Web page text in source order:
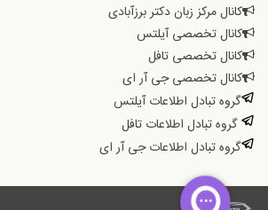
کانال مرکز زبان دکتر برزآبادی
کانال تخصصی آیلتس
کانال تخصصی تافل
کانال تخصصی جی آر ای
گروه تبادل اطلاعات آیلتس
گروه تبادل اطلاعات تافل
گروه تبادل اطلاعات جی آر ای